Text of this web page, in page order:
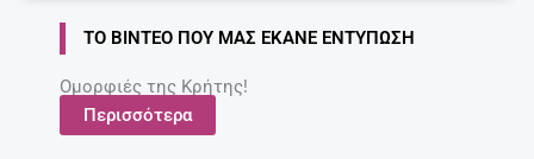
ΤΟ ΒΊΝΤΕΟ ΠΟΥ ΜΑΣ ΈΚΑΝΕ ΕΝΤΎΠΩΣΗ
Ομορφιές της Κρήτης!
Περισσότερα